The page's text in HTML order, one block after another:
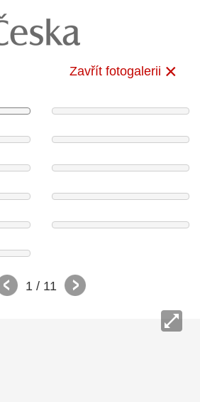
Zavřít fotogalerii
1 / 11